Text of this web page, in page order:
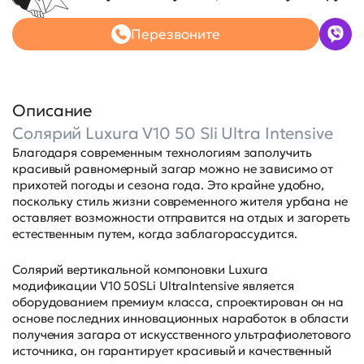
Перезвоните
Описание
Солярий Luxura V10 50 Sli Ultra Intensive
Благодаря современным технологиям заполучить
красивый равномерный загар можно не зависимо от
прихотей погоды и сезона года. Это крайне удобно,
поскольку стиль жизни современного жителя урбана не
оставляет возможности отправится на отдых и загореть
естественным путем, когда заблагорассудится.
Солярий вертикальной компоновки Luxura
модификации V10 50SLi UltraIntensive является
оборудованием премиум класса, спроектирован он на
основе последних инновационных наработок в области
получения загара от искусственного ультрафиолетового
источника, он гарантирует красивый и качественный